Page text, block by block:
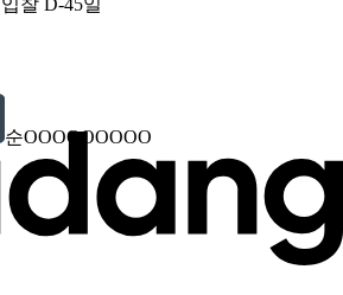
입찰 D-45일
순OOOOOOOOO